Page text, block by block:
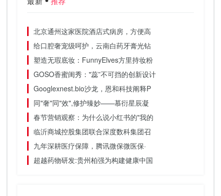
北京通州这家医院酒店式病房，方便高
给口腔奢宠级呵护，云南白药牙膏光钻
塑造无瑕底妆：FunnyElves方里持妆粉
GOSO香蜜闺秀："蕊”不可挡的创新设计
Googlexnest.bio沙龙，恩和科技阐释P
同"奢"同"效",修护臻妙——慕衍星辰凝
春节营销观察：为什么说小红书的"我的
临沂商城控股集团联合深度数科集团召
九年深耕医疗保障，腾讯微保微医保·
超越药物研发:贵州柏强为构建健康中国